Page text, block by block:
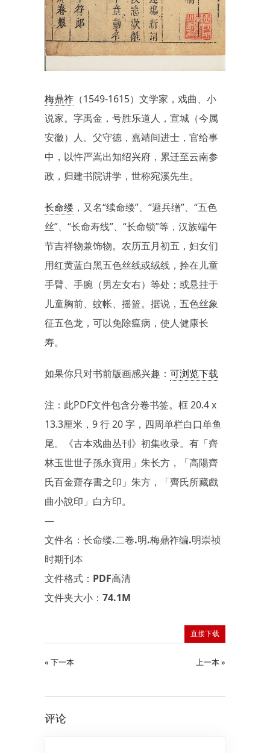
梅鼎祚 （1549-1615）文学家，戏曲、小
说家。字禹金，号胜乐道人，宣城（今属
安徽）人。父守德，嘉靖间进士，官给事
中，以忤严嵩出知绍兴府，累迁至云南参
政，归建书院讲学，世称宛溪先生。
长命缕 ，又名“续命缕”、“避兵缯”、“五色
丝”、“长命寿线”、“长命锁”等，汉族端午
节吉祥物兼饰物。农历五月初五，妇女们
用红黄蓝白黑五色丝线或绒线，拴在儿童
手臂、手腕（男左女右）等处；或悬挂于
儿童胸前、蚊帐、摇篮。据说，五色丝象
征五色龙，可以免除瘟病，使人健康长
寿。
如果你只对书前版画感兴趣： 可浏览下载
注：此PDF文件包含分卷书签。框 20.4 x
13.3厘米，9 行 20 字，四周单栏白口单鱼
尾。《古本戏曲丛刊》初集收录。有「齊
林玉世世子孫永寶用 」朱长方，「高陽齊
氏百金齋存書之印 」朱方，「齊氏所藏戲
曲小說印 」白方印。
—
文件名：长命缕.二卷.明.梅鼎祚编.明崇祯
时期刊本
文件格式：PDF高清
文件夹大小：74.1M
直接下载
« 下一本 上一本 »
评论